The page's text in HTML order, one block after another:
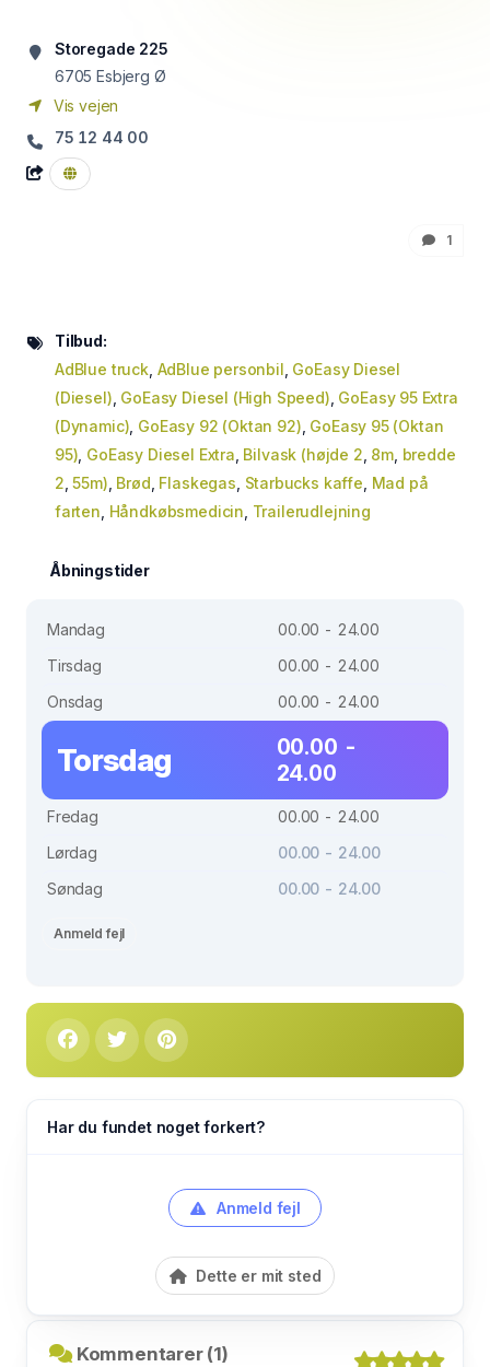
Storegade 225
6705 Esbjerg Ø
Vis vejen
75 12 44 00
1
Tilbud:
AdBlue truck, AdBlue personbil GoEasy Diesel
(Diesel) GoEasy Diesel (High Speed) GoEasy 95 Extra
(Dynamic) GoEasy 92 (Oktan 92) GoEasy 95 (Oktan
95) GoEasy Diesel Extra Bilvask (højde 2 8m bredde
2 ,55m) Brød Flaskegas Starbucks kaffe Mad på
farten Håndkøbsmedicin Trailerudlejning
Åbningstider
Mandag
00.00 - 24.00
Tirsdag
00.00 - 24.00
Onsdag
00.00 - 24.00
Torsdag
00.00 -
24.00
Fredag
00.00 - 24.00
Lørdag
00.00 - 24.00
Søndag
00.00 - 24.00
Anmeld fejl
Har du fundet noget forkert?
Anmeld fejl
Dette er mit sted
Kommentarer (1)